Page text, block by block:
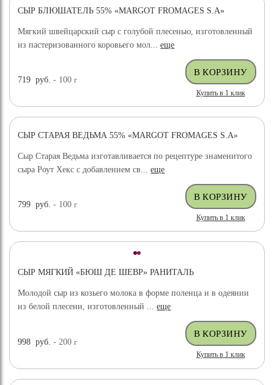
СЫР БЛЮШАТЕЛЬ 55% «MARGOT FROMAGES S.A»
Мягкий швейцарский сыр с голубой плесенью, изготовленный
из пастеризованного коровьего мол...еще
719 руб. - 100г
Купить в 1 клик
СЫР СТАРАЯ ВЕДЬМА 55% «MARGOT FROMAGES S.A»
Сыр Старая Ведьма изготавливается по рецептуре знаменитого
сыра Роут Хекс с добавлением св...еще
799 руб. - 100г
Купить в 1 клик
СЫР МЯГКИЙ «БЮШ ДЕ ШЕВР» РАНИТАЛЬ
Молодой сыр из козьего молока в форме поленца и в одеянии
из белой плесени, изготовленный ...еще
998 руб. - 200г
Купить в 1 клик